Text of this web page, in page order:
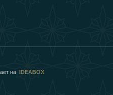
на IDEABOX